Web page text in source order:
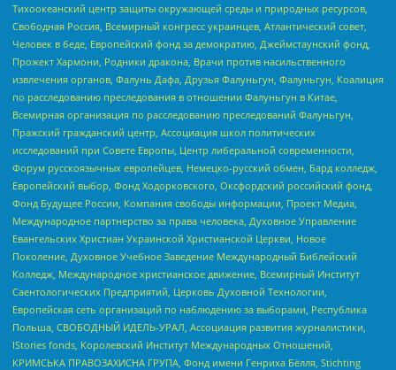
Тихоокеанский центр защиты окружающей среды и природных ресурсов,
Свободная Россия, Всемирный конгресс украинцев, Атлантический совет,
Человек в беде, Европейский фонд за демократию, Джеймстаунский фонд,
Прожект Хармони, Родники дракона, Врачи против насильственного
извлечения органов, Фалунь Дафа, Друзья Фалуньгун, Фалуньгун, Коалиция
по расследованию преследования в отношении Фалуньгун в Китае,
Всемирная организация по расследованию преследований Фалуньгун,
Пражский гражданский центр, Ассоциация школ политических
исследований при Совете Европы, Центр либеральной современности,
Форум русскоязычных европейцев, Немецко-русский обмен, Бард колледж,
Европейский выбор, Фонд Ходорковского, Оксфордский российский фонд,
Фонд Будущее России, Компания свободы информации, Проект Медиа,
Международное партнерство за права человека, Духовное Управление
Евангельских Христиан Украинской Христианской Церкви, Новое
Поколение, Духовное Учебное Заведение Международный Библейский
Колледж, Международное христианское движение, Всемирный Институт
Саентологических Предприятий, Церковь Духовной Технологии,
Европейская сеть организаций по наблюдению за выборами, Республика
Польша, СВОБОДНЫЙ ИДЕЛЬ-УРАЛ, Ассоциация развития журналистики,
IStories fonds, Королевский Институт Международных Отношений,
КРИМСЬКА ПРАВОЗАХИСНА ГРУПА, Фонд имени Генриха Бёлля, Stichting